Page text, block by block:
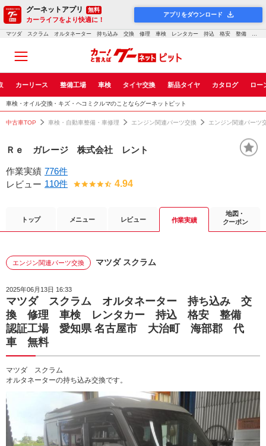
グーネットアプリ 無料
カーライフをより快適に！
アプリをダウンロード
マツダ スクラム オルタネーター 持ち込み 交換 修理 車検 レンタカー 持込 格安 整備 認証工場 愛知県 名古屋市 大治町 海部郡 代車 無料 ｜車検・点検・修理のグーネットピット
カーリース 整備工場 車検 タイヤ交換 新品タイヤ カタログ ロー
車検・オイル交換・キズ・ヘコミクルマのことならグーネットピット
中古車TOP 車検・自動車整備・車修理 エンジン関連パーツ交換 エンジン関連パーツ
Ｒｅ ガレージ 株式会社 レント
作業実績 776件
レビュー 110件 4.94
トップ メニュー レビュー 作業実績
地図・
クーポン
エンジン関連パーツ交換 マツダ スクラム
2025年06月13日 16:33
マツダ スクラム オルタネーター 持ち込み 交
換 修理 車検 レンタカー 持込 格安 整備
認証工場 愛知県 名古屋市 大治町 海部郡 代
車 無料
マツダ スクラム
オルタネーターの持ち込み交換です。